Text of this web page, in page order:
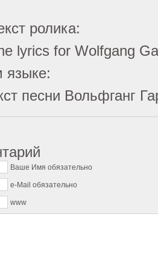
ролика:
lyrics for Wolfgang
языке:
песни Вольфганг
Ваше Имя обязательно
e-Mail обязательно
www